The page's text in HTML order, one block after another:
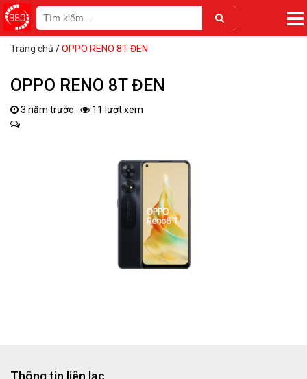
Trang chủ /OPPO RENO 8T ĐEN
OPPO RENO 8T ĐEN
3 năm trước 11 lượt xem
Thông tin liên lạc